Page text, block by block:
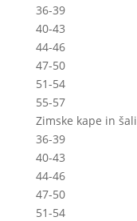
36-39
40-43
44-46
47-50
51-54
55-57
Zimske kape in šali
36-39
40-43
44-46
47-50
51-54